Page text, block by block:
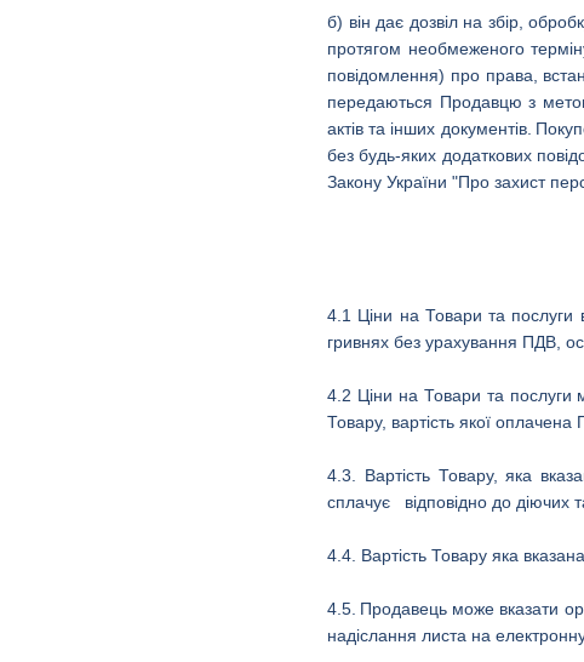
б) він дає дозвіл на збір,
протягом необмеженого
повідомлення) про права,
передаються Продавцю з
актів та інших документів.
без будь-яких додаткових
Закону України "Про захист
4.1 Ціни на Товари та послуги
гривнях без урахування ПДВ,
4.2 Ціни на Товари та послуги
Товару, вартість якої
4.3. Вартість Товару, яка
сплачує відповідно до діючих
4.4. Вартість Товару яка
4.5. Продавець може вказати
надіслання листа на